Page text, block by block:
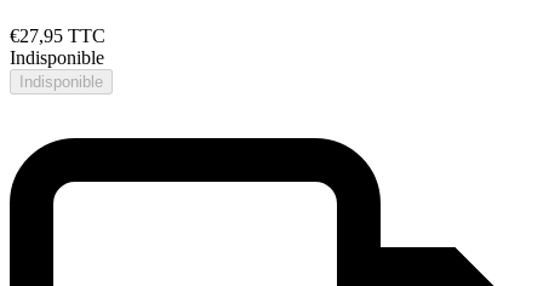
€27,95 TTC
Indisponible
Indisponible